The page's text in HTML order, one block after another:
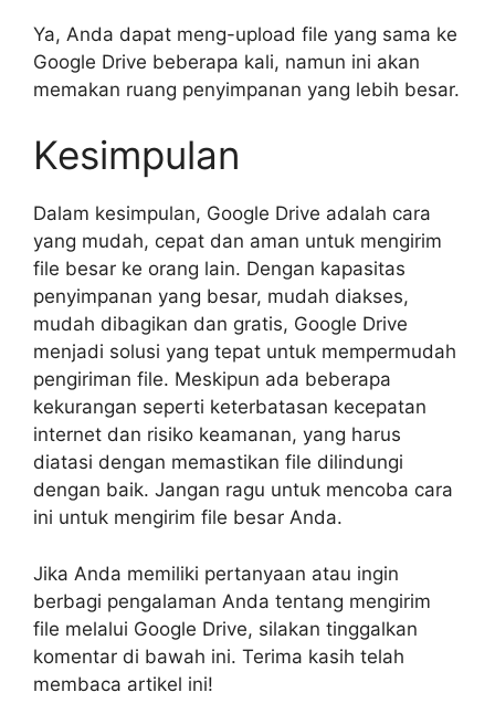
Ya, Anda dapat meng-upload file yang sama ke
Google Drive beberapa kali, namun ini akan
memakan ruang penyimpanan yang lebih besar.
Kesimpulan
Dalam kesimpulan, Google Drive adalah cara
yang mudah, cepat dan aman untuk mengirim
file besar ke orang lain. Dengan kapasitas
penyimpanan yang besar, mudah diakses,
mudah dibagikan dan gratis, Google Drive
menjadi solusi yang tepat untuk mempermudah
pengiriman file. Meskipun ada beberapa
kekurangan seperti keterbatasan kecepatan
internet dan risiko keamanan, yang harus
diatasi dengan memastikan file dilindungi
dengan baik. Jangan ragu untuk mencoba cara
ini untuk mengirim file besar Anda.
Jika Anda memiliki pertanyaan atau ingin
berbagi pengalaman Anda tentang mengirim
file melalui Google Drive, silakan tinggalkan
komentar di bawah ini. Terima kasih telah
membaca artikel ini!